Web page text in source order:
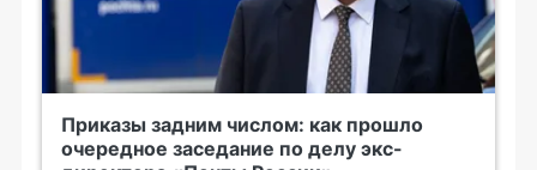
Приказы задним числом: как прошло
очередное заседание по делу экс-